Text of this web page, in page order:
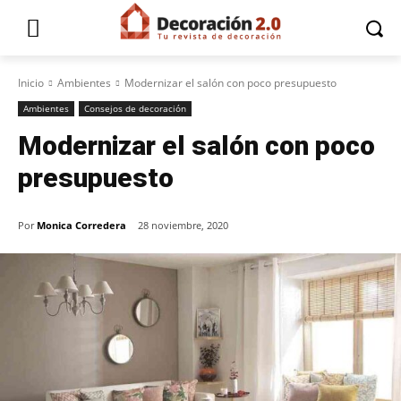
Inicio Ambientes Modernizar el salón con poco presupuesto
Ambientes Consejos de decoración
Modernizar el salón con poco
presupuesto
Por Monica Corredera 28 noviembre, 2020